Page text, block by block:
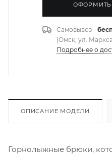
ОФОРМИТЬ
Самовывоз -
(Омск, ул.
Подробнее о
ОПИСАНИЕ МОДЕЛИ
Горнолыжные брюки,